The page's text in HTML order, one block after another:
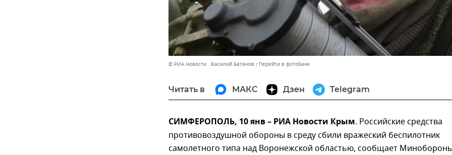
© РИА Новости . Василий Батанов Перейти в фотобанк
Читать в МАКС Дзен Telegram
СИМФЕРОПОЛЬ, 10 янв – РИА Новости Крым. Российские средства
противовоздушной обороны в среду сбили вражеский беспилотник
самолетного типа над Воронежской областью, сообщает